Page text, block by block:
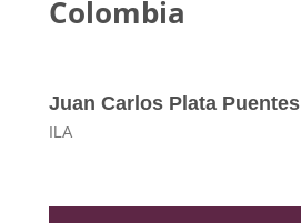
Colombia
Juan Carlos Plata Puentes
ILA